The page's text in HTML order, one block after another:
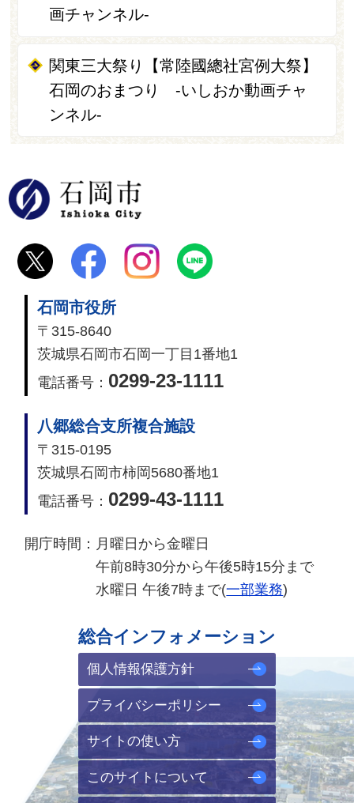
画チャンネル-
関東三大祭り【常陸國總社宮例大祭】
石岡のおまつり -いしおか動画チャ
ンネル-
石岡市役所
〒315-8640
茨城県石岡市石岡一丁目1番地1
電話番号： 0299-23-1111
八郷総合支所複合施設
〒315-0195
茨城県石岡市柿岡5680番地1
電話番号： 0299-43-1111
開庁時間： 月曜日から金曜日
午前8時30分から午後5時15分まで
水曜日 午後7時まで(一部業務)
総合インフォメーション
個人情報保護方針
プライバシーポリシー
サイトの使い方
このサイトについて